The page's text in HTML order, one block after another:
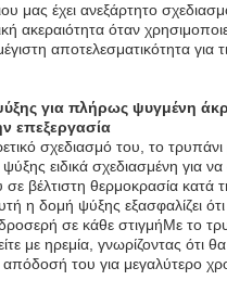
μας έχει ανεξάρτητο
ακεραιότητα όταν
αποτελεσματικότητα για
για πλήρως ψυγμένη
επεξεργασία
σχεδιασμό του, το τρυπάνι
ειδικά σχεδιασμένη για να
βέλτιστη θερμοκρασία κατά
η δομή ψύξης εξασφαλίζει
σε κάθε στιγμήΜε το
με ηρεμία, γνωρίζοντας ότι
απόδοσή του για μεγαλύτερο